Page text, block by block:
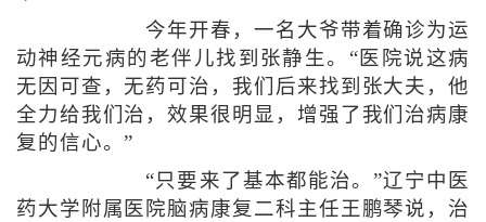
今年开春，一名大爷带着确诊为运
动神经元病的老伴儿找到张静生。“医院说这病
无因可查，无药可治，我们后来找到张大夫，他
全力给我们治，效果很明显，增强了我们治病康
复的信心。”
“只要来了基本都能治。”辽宁中医
药大学附属医院脑病康复二科主任王鹏琴说，治